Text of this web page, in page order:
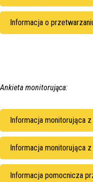
Informacja o
Ankieta monitorująca:
Informacja monitorująca
Informacja monitorująca
Informacja pomocnicza